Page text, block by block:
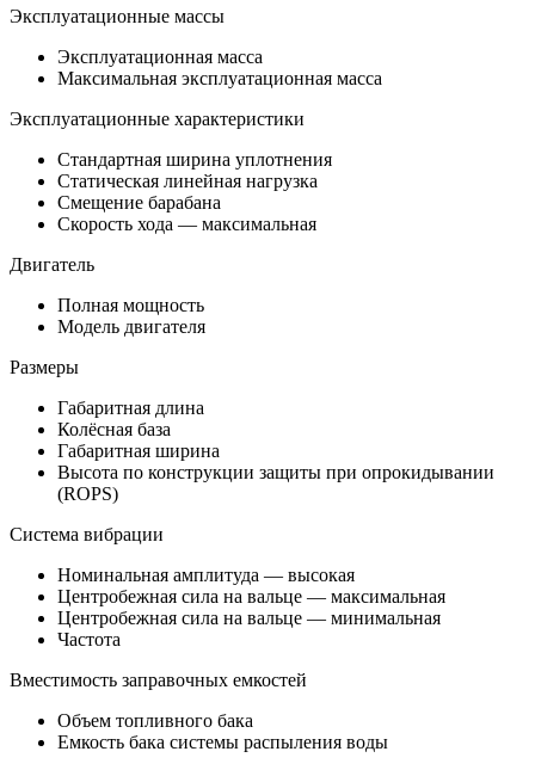
Эксплуатационные массы
Эксплуатационная масса
Максимальная эксплуатационная масса
Эксплуатационные характеристики
Стандартная ширина уплотнения
Статическая линейная нагрузка
Смещение барабана
Скорость хода — максимальная
Двигатель
Полная мощность
Модель двигателя
Размеры
Габаритная длина
Колёсная база
Габаритная ширина
Высота по конструкции защиты при опрокидывании
(ROPS)
Система вибрации
Номинальная амплитуда — высокая
Центробежная сила на вальце — максимальная
Центробежная сила на вальце — минимальная
Частота
Вместимость заправочных емкостей
Объем топливного бака
Емкость бака системы распыления воды